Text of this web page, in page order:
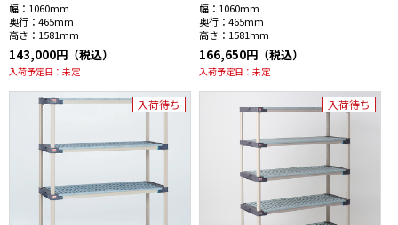
幅： 1060mm
奥行： 465mm
高さ： 1581mm
143,000円（税込）
入荷予定日： 未定
幅： 1060mm
奥行： 465mm
高さ： 1581mm
166,650円（税込）
入荷予定日： 未定
入荷待ち 入荷待ち